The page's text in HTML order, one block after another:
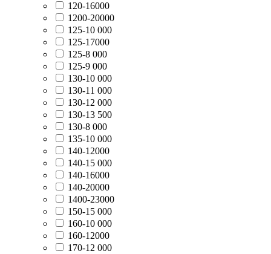
120-16000
1200-20000
125-10 000
125-17000
125-8 000
125-9 000
130-10 000
130-11 000
130-12 000
130-13 500
130-8 000
135-10 000
140-12000
140-15 000
140-16000
140-20000
1400-23000
150-15 000
160-10 000
160-12000
170-12 000